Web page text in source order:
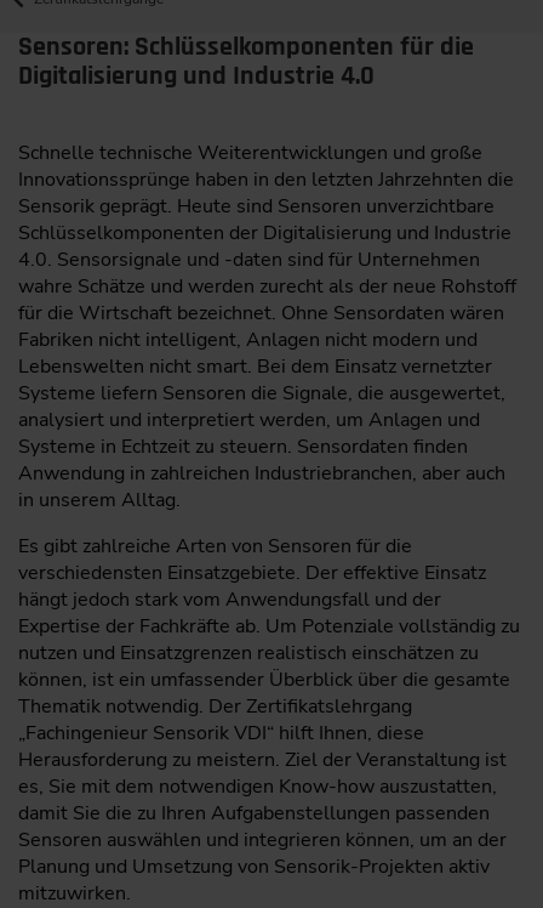
Sensoren: Schlüsselkomponenten für die
Digitalisierung und Industrie 4.0
Schnelle technische Weiterentwicklungen und große
Innovationssprünge haben in den letzten Jahrzehnten die
Sensorik geprägt. Heute sind Sensoren unverzichtbare
Schlüsselkomponenten der Digitalisierung und Industrie
4.0. Sensorsignale und -daten sind für Unternehmen
wahre Schätze und werden zurecht als der neue Rohstoff
für die Wirtschaft bezeichnet. Ohne Sensordaten wären
Fabriken nicht intelligent, Anlagen nicht modern und
Lebenswelten nicht smart. Bei dem Einsatz vernetzter
Systeme liefern Sensoren die Signale, die ausgewertet,
analysiert und interpretiert werden, um Anlagen und
Systeme in Echtzeit zu steuern. Sensordaten finden
Anwendung in zahlreichen Industriebranchen, aber auch
in unserem Alltag.
Es gibt zahlreiche Arten von Sensoren für die
verschiedensten Einsatzgebiete. Der effektive Einsatz
hängt jedoch stark vom Anwendungsfall und der
Expertise der Fachkräfte ab. Um Potenziale vollständig zu
nutzen und Einsatzgrenzen realistisch einschätzen zu
können, ist ein umfassender Überblick über die gesamte
Thematik notwendig. Der Zertifikatslehrgang
„Fachingenieur Sensorik VDI“ hilft Ihnen, diese
Herausforderung zu meistern. Ziel der Veranstaltung ist
es, Sie mit dem notwendigen Know-how auszustatten,
damit Sie die zu Ihren Aufgabenstellungen passenden
Sensoren auswählen und integrieren können, um an der
Planung und Umsetzung von Sensorik-Projekten aktiv
mitzuwirken.